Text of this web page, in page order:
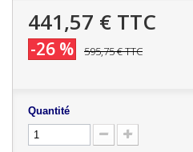
441,57 € TTC
-26 % 595,75 €TTC
Quantité